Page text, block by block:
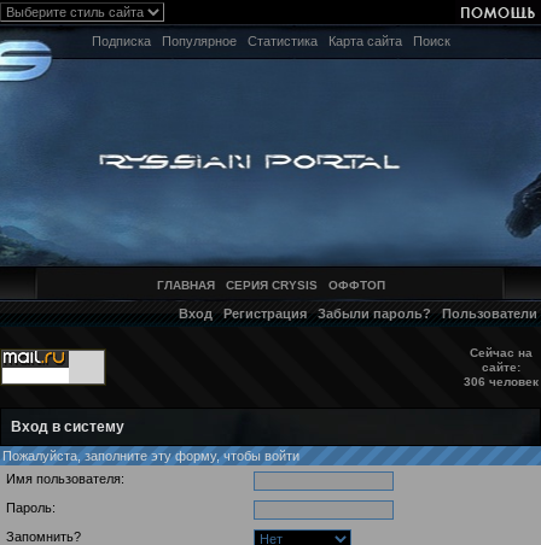
Подписка Популярное Статистика Карта сайта Поиск
ГЛАВНАЯ СЕРИЯ CRYSIS ОФФТОП
Вход Регистрация Забыли пароль? Пользователи
Сейчас на
сайте:
306 человек
Вход в систему
Пожалуйста, заполните эту форму, чтобы войти
Имя пользователя:
Пароль:
Запомнить?